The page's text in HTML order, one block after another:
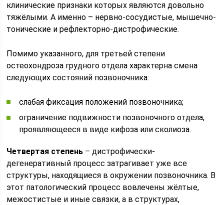
клинические признаки которых являются довольно
тяжёлыми. А именно – нервно-сосудистые, мышечно-
тонические и рефлекторно-дистрофические.
Помимо указанного, для третьей степени
остеохондроза грудного отдела характерна смена
следующих состояний позвоночника:
слабая фиксация положений позвоночника;
ограничение подвижности позвоночного отдела,
проявляющееся в виде кифоза или сколиоза.
Четвертая степень – дистрофически-
дегенеративный процесс затрагивает уже все
структуры, находящиеся в окружении позвоночника. В
этот патологический процесс вовлечены жёлтые,
межостистые и иные связки, а в структурах,